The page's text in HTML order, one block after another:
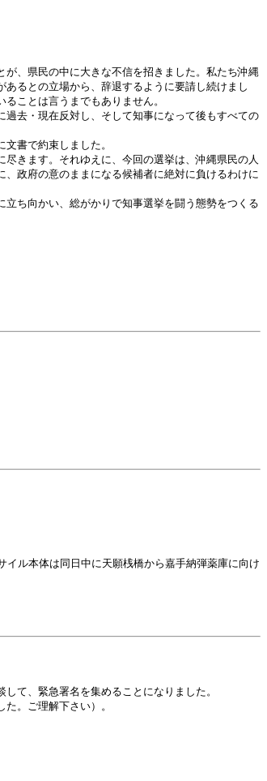
、県民の中に大きな不信を招きました。私たち沖縄
るとの立場から、辞退するように要請し続けまし
ことは言うまでもありません。
去・現在反対し、そして知事になって後もすべての
書で約束しました。
きます。それゆえに、今回の選挙は、沖縄県民の人
政府の意のままになる候補者に絶対に負けるわけに
ち向かい、総がかりで知事選挙を闘う態勢をつくる
ル本体は同日中に天願桟橋から嘉手納弾薬庫に向け
して、緊急署名を集めることになりました。
。ご理解下さい）。